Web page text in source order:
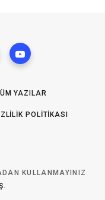
YAZILAR
POLITIKASI
KULLANMAYINIZ
.